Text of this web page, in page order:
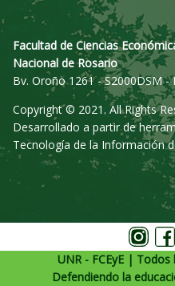
Facultad de Ciencias
Nacional de Rosario
Bv. Oroño 1261 - S2000DSM -
Copyright © 2021. All Rights
Desarrollado a partir de
Tecnología de la Información
UNR - FCEyE |
Defendiendo la